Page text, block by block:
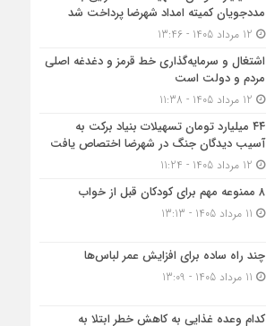
مددجویان کمیته امداد شهرضا پرداخت شد
اشتغال و سرمایه‌گذاری خط قرمز و دغدغه اصلی
مردم و دولت است
۴۴ میلیارد تومان تسهیلات بنیاد برکت به
آسیب دیدگان جنگ در شهرضا اختصاص یافت
۸ ممنوعه مهم برای کودکان قبل از خواب
چند راه ساده برای افزایش عمر لباس‌ها
کدام وعده غذایی به کاهش خطر ابتلا به